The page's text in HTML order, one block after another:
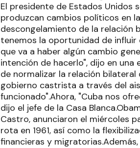
El presidente de Estados Unidos
produzcan cambios políticos en
descongelamiento de la relación
tenemos la oportunidad de
que va a haber algún cambio
intención de hacerlo", dijo en
de normalizar la relación
gobierno castrista a través del
funcionado".Ahora, "Cuba nos
dijo el jefe de la Casa
Castro, anunciaron el miércoles
rota en 1961, así como la
financieras y